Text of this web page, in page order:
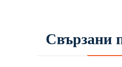
Свързани